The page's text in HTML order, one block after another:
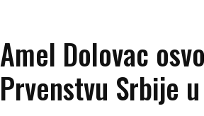
Amel Dolovac
Prvenstvu Srbije